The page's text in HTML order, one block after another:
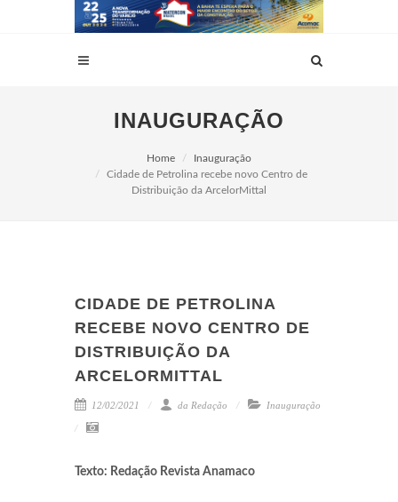
INAUGURAÇÃO
Home
Inauguração
Cidade de Petrolina recebe novo Centro de
Distribuição da ArcelorMittal
CIDADE DE PETROLINA
RECEBE NOVO CENTRO DE
DISTRIBUIÇÃO DA
ARCELORMITTAL
12/02/2021 da Redação Inauguração
Texto: Redação Revista Anamaco